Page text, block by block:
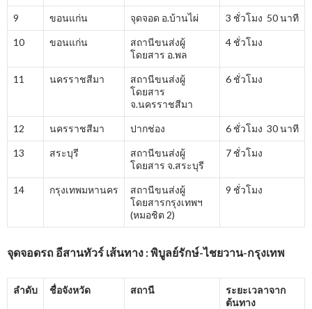
9 ขอนแก่น จุดจอด อ.บ้านไผ่ 3 ชั่วโมง 50 นาที
10 ขอนแก่น
สถานีขนส่งผู้
โดยสาร อ.พล
4 ชั่วโมง
11 นครราชสีมา
สถานีขนส่งผู้
โดยสาร
จ.นครราชสีมา
6 ชั่วโมง
12 นครราชสีมา ปากช่อง 6 ชั่วโมง 30 นาที
13 สระบุรี
สถานีขนส่งผู้
โดยสาร จ.สระบุรี
7 ชั่วโมง
14 กรุงเทพมหานคร
สถานีขนส่งผู้
โดยสารกรุงเทพฯ
(หมอชิต 2)
9 ชั่วโมง
จุดจอดรถ อีสานทัวร์ เส้นทาง : พิบูลย์รักษ์-ไชยวาน-กรุงเทพ
ลำดับ ชื่อจังหวัด สถานี
ระยะเวลาจาก
ต้นทาง